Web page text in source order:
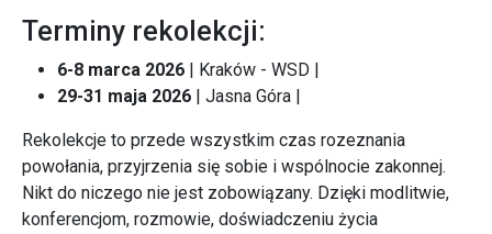
Terminy rekolekcji:
6-8 marca 2026 | Kraków - WSD |
29-31 maja 2026 | Jasna Góra |
Rekolekcje to przede wszystkim czas rozeznania
powołania, przyjrzenia się sobie i wspólnocie zakonnej.
Nikt do niczego nie jest zobowiązany. Dzięki modlitwie,
konferencjom, rozmowie, doświadczeniu życia